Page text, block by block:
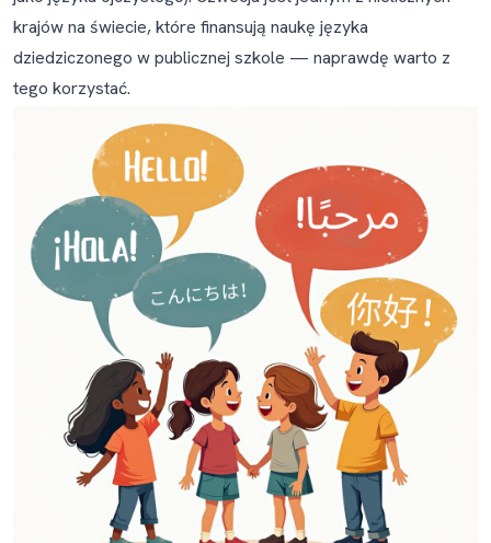
Czy moje dziecko zapomni polski, jeśli będzie dorastać
w Szwecji?
Moje dziecko miesza polski i szwedzki. Czy to powód
do niepokoju?
Moje dziecko chodzi do förskola od 6 miesięcy i nadal
nie mówi po szwedzku. Czy coś jest nie tak?
Jak poprosić o polski modersmål dla mojego dziecka?
Mój kommun mówi, że nie ma wystarczająco wielu
polskich uczniów, żeby utworzyć grupę. Co teraz?
Czy polski w domu zaszkodzi szwedzkiemu mojego
dziecka?
krajów na świecie, które finansują naukę języka
dziedziczonego w publicznej szkole — naprawdę warto z
tego korzystać.